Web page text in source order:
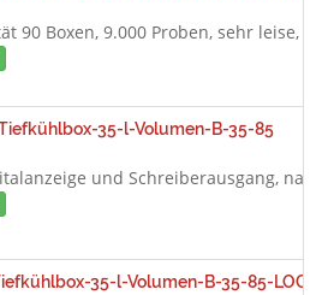
90 Boxen, 9.000 Proben, sehr leise,
35-l-Volumen-B-35-85
und Schreiberausgang,
35-l-Volumen-B-35-85-